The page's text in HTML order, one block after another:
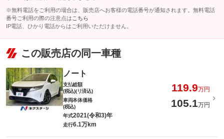
※無料電話をご利用の場合は、販売店へお客様の電話番号が通知されます。無料電話
番号ご利用の際の注意点は こちら
IP電話、ひかり電話からはご利用いただけません。
この販売店の同一車種
ノート
支払総額
(税込)(リ済込)
119.9万円
車両本体価格
(税込)
105.1万円
年式2021(令和3)年
走行6.1万km